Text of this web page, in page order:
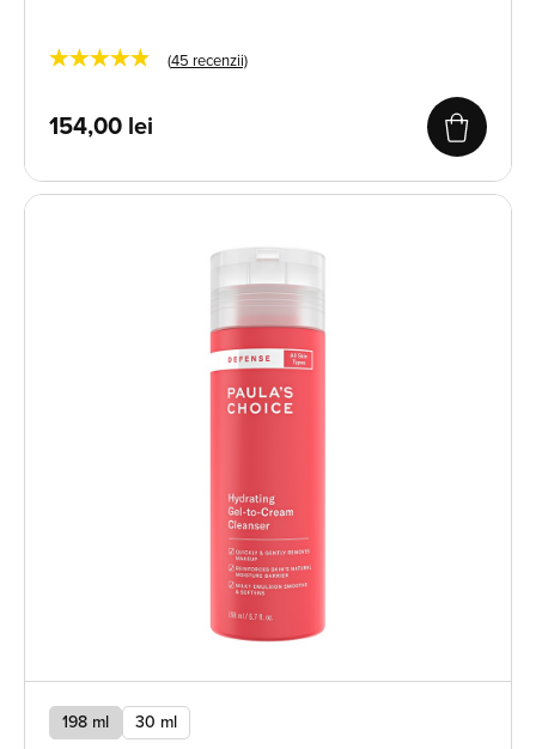
★★★★★ (45 recenzii)
154,00 lei
198 ml 30 ml